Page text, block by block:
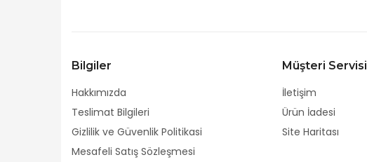
Bilgiler
Hakkımızda
Teslimat Bilgileri
Gizlilik ve Güvenlik Politikasi
Mesafeli Satış Sözleşmesi
Müşteri Servisi
İletişim
Ürün İadesi
Site Haritası